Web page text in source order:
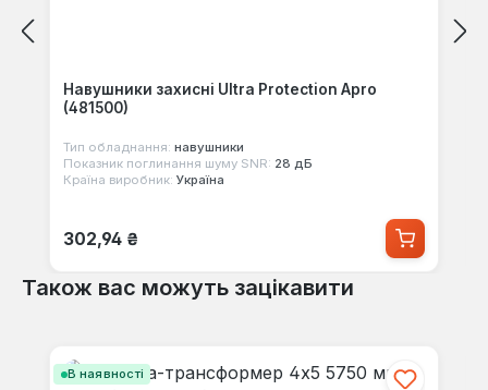
Навушники захисні Ultra Protection Apro
(481500)
Тип обладнання: навушники
Показник поглинання шуму SNR: 28 дБ
Країна виробник: Україна
Звичайна ціна:
302,94 ₴
Також вас можуть зацікавити
В наявності